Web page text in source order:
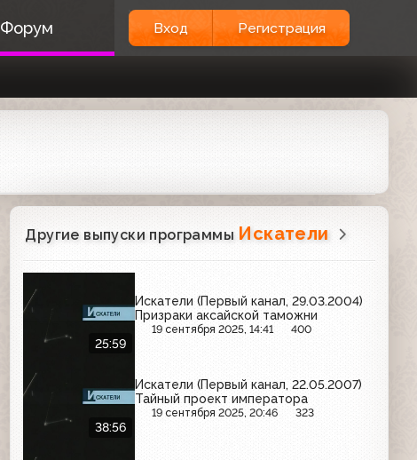
Форум Вход Регистрация
Другие выпуски программы Искатели
25:59
Искатели (Первый канал, 29.03.2004)
Призраки аксайской таможни
19 сентября 2025, 14:41 400
38:56
Искатели (Первый канал, 22.05.2007)
Тайный проект императора
19 сентября 2025, 20:46 323